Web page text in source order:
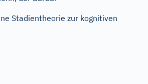
Stadientheorie zur kognitiven